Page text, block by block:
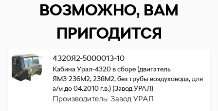
ВОЗМОЖНО, ВАМ
ПРИГОДИТСЯ
4320Я2-5000013-10
Кабина Урал-4320 в сборе (двигатель
ЯМЗ-236М2, 238М2, без трубы воздуховода, для
а/м до 04.2010 г.в.) (Завод УРАЛ)
Производитель: Завод УРАЛ